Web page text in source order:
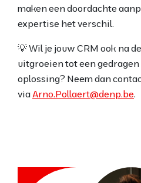
maken een doordachte
expertise het verschil.
💡 Wil je jouw CRM ook na
uitgroeien tot een
oplossing? Neem dan
viaArno.Pollaert@denp.be.